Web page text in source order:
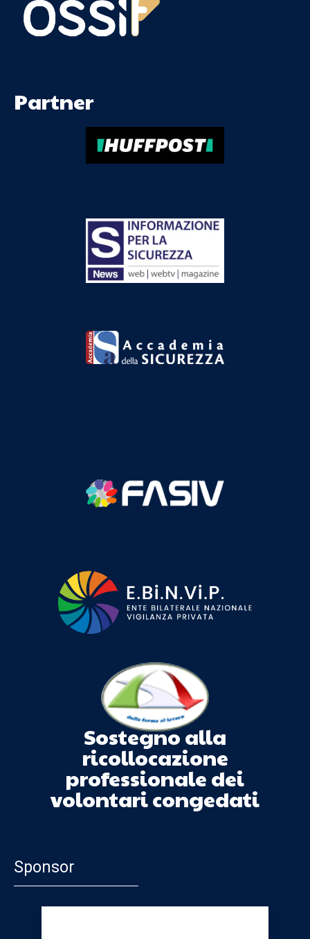
Partner
Sostegno alla
ricollocazione
professionale dei
volontari congedati
Sponsor